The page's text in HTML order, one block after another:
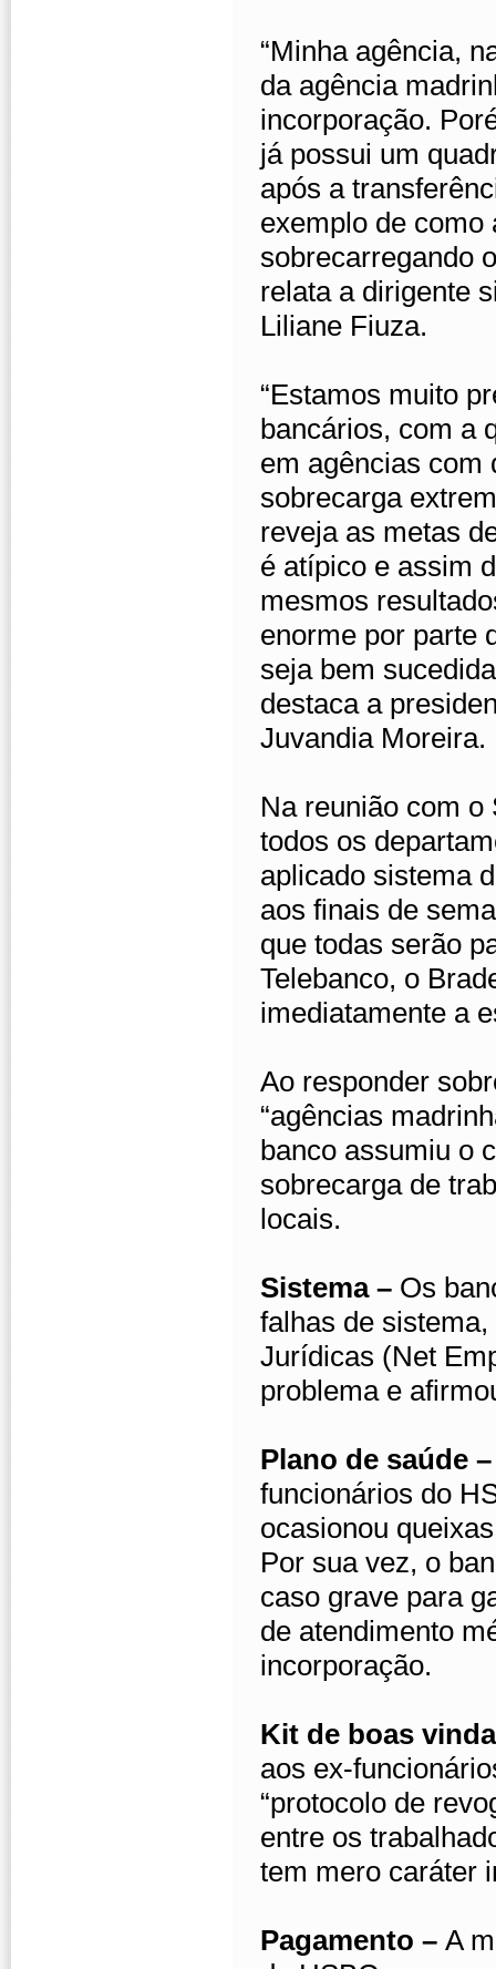
“Minha agência,
da agência
incorporação.
já possui um
após a
exemplo de como
sobrecarregando
relata a dirigente
Liliane Fiuza.
“Estamos muito
bancários, com a
em agências com
sobrecarga
reveja as metas
é atípico e assim
mesmos
enorme por parte
seja bem
destaca a
Juvandia Moreira.
Na reunião com
todos os
aplicado sistema
aos finais de
que todas serão
Telebanco, o
imediatamente a
Ao responder
“agências
banco assumiu o
sobrecarga de
locais.
Sistema – Os
falhas de
Jurídicas (Net
problema e
Plano de saúde
funcionários do
ocasionou
Por sua vez, o
caso grave para
de atendimento
incorporação.
Kit de boas
aos ex-
“protocolo de
entre os
tem mero
Pagamento – A